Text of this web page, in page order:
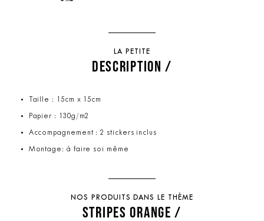
LA PETITE
DESCRIPTION /
Taille : 15cm x 15cm
Papier : 130g/m2
Accompagnement : 2 stickers inclus
Montage: à faire soi même
NOS PRODUITS DANS LE THÈME
STRIPES ORANGE /